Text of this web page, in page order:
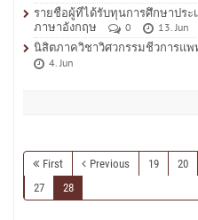
รายชื่อผู้ที่ได้รับทุนการศึกษาประ
ภาษาอังกฤษ
0
13. Jun
นิสิตภาควิชาวิศวกรรมชีวการแ
4. Jun
First Previous 19 20
27
28